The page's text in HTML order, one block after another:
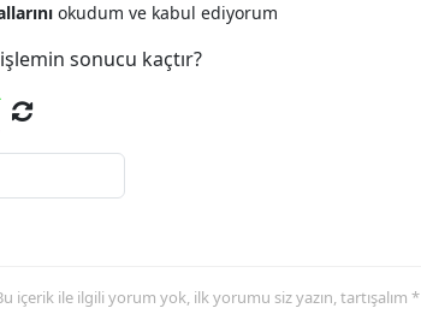
okudum ve kabul ediyorum
sonucu kaçtır?
içerik ile ilgili yorum yok, ilk yorumu siz yazın, tartışalım *